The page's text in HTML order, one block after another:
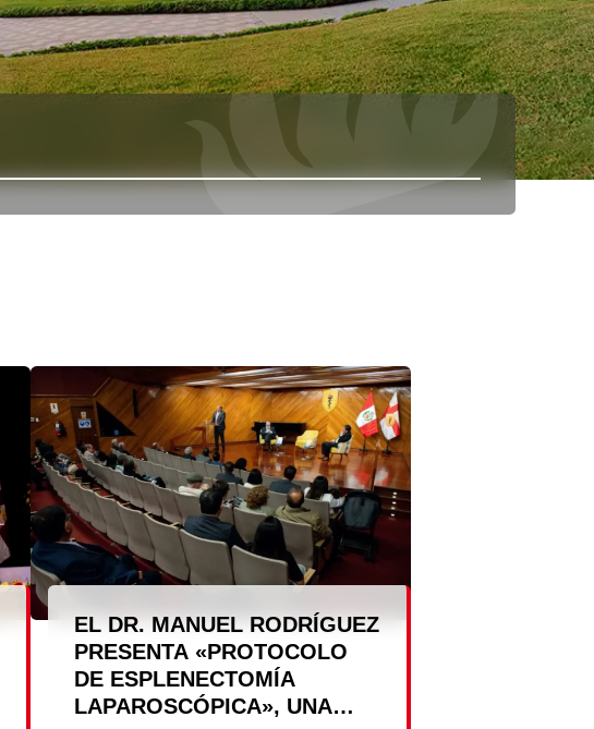
EL DR. MANUEL RODRÍGUEZ
PRESENTA «PROTOCOLO
DE ESPLENECTOMÍA
LAPAROSCÓPICA», UNA